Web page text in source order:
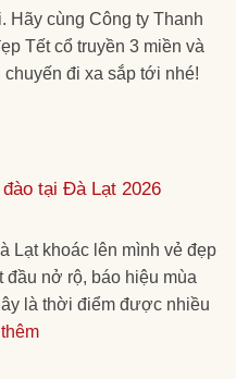
Hãy cùng Công ty Thanh
Tết cổ truyền 3 miền và
đi xa sắp tới nhé!
tại Đà Lạt 2026
Lạt khoác lên mình vẻ đẹp
nở rộ, báo hiệu mùa
là thời điểm được nhiều